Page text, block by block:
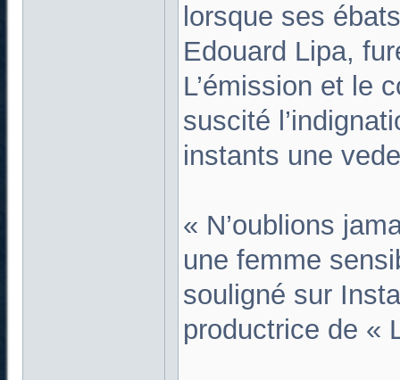
lorsque ses
Edouard Lipa,
L’émission et le
suscité
instants une
« N’oublions
une femme
souligné sur
productrice de «